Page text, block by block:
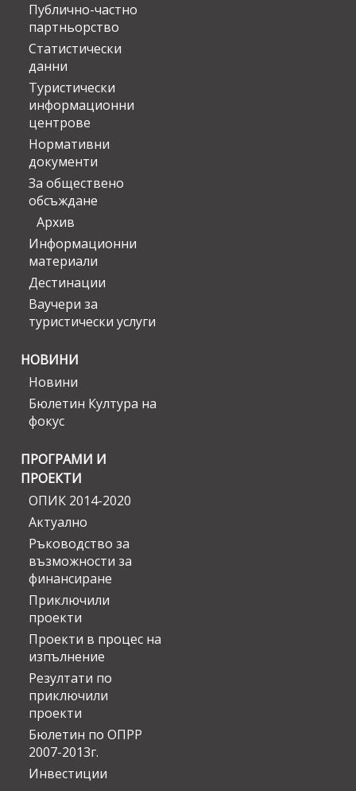
Публично-частно
партньорство
Статистически
данни
Туристически
информационни
центрове
Нормативни
документи
За обществено
обсъждане
Архив
Информационни
материали
Дестинации
Ваучери за
туристически услуги
НОВИНИ
Новини
Бюлетин Култура на
фокус
ПРОГРАМИ И
ПРОЕКТИ
ОПИК 2014-2020
Актуално
Ръководство за
възможности за
финансиране
Приключили
проекти
Проекти в процес на
изпълнение
Резултати по
приключили
проекти
Бюлетин по ОПРР
2007-2013г.
Инвестиции